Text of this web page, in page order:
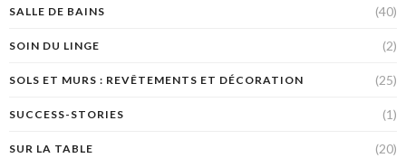
SALLE DE BAINS (40)
SOIN DU LINGE (2)
SOLS ET MURS : REVÊTEMENTS ET DÉCORATION (25)
SUCCESS-STORIES (1)
SUR LA TABLE (20)